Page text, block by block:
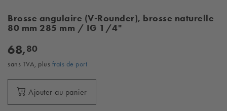
Brosse angulaire (V-Rounder), brosse naturelle
80 mm 285 mm / IG 1/4"
68,80
sans TVA, plus frais de port
Ajouter au panier